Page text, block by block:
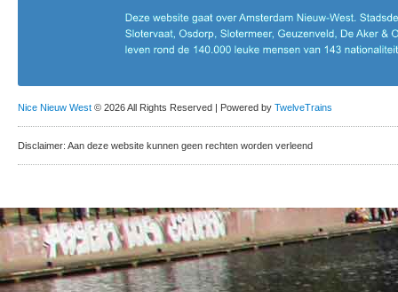
Nice Nieuw West © 2026 All Rights Reserved | Powered by TwelveTrains
Disclaimer: Aan deze website kunnen geen rechten worden verleend